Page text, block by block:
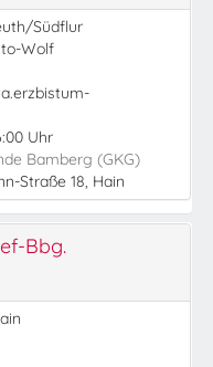
Südflur
Wolf
Uhr
Bamberg (GKG)
Straße 18, Hain
Bbg.